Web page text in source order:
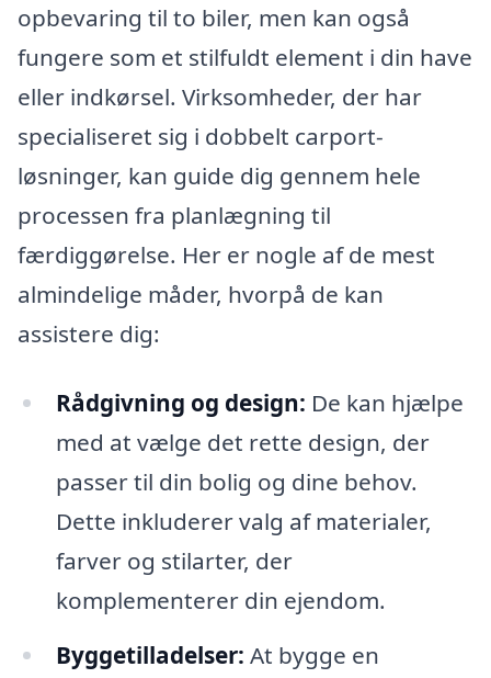
opbevaring til to biler, men kan også
fungere som et stilfuldt element i din have
eller indkørsel. Virksomheder, der har
specialiseret sig i dobbelt carport-
løsninger, kan guide dig gennem hele
processen fra planlægning til
færdiggørelse. Her er nogle af de mest
almindelige måder, hvorpå de kan
assistere dig:
Rådgivning og design: De kan hjælpe
med at vælge det rette design, der
passer til din bolig og dine behov.
Dette inkluderer valg af materialer,
farver og stilarter, der
komplementerer din ejendom.
Byggetilladelser: At bygge en